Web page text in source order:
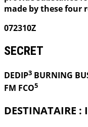
made by these four
072310Z
SECRET
DEDIP3 BURNING
FM FCO5
DESTINATAIRE